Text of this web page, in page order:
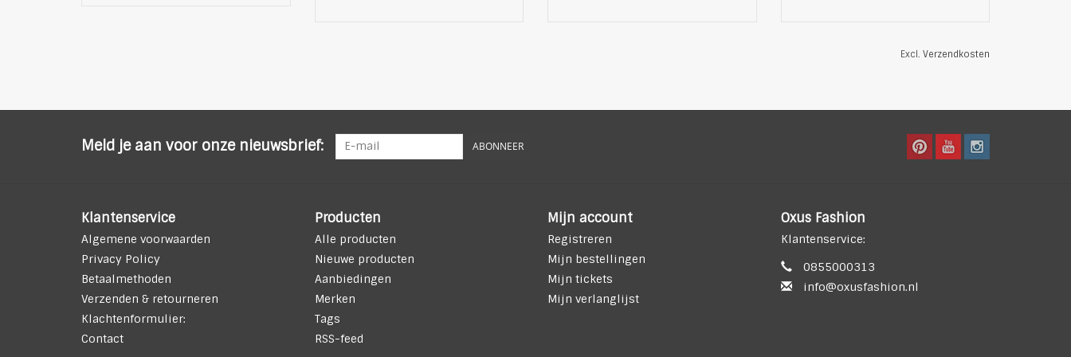
Excl. Verzendkosten
Meld je aan voor onze nieuwsbrief: ABONNEER
Klantenservice
Algemene voorwaarden
Privacy Policy
Betaalmethoden
Verzenden & retourneren
Klachtenformulier:
Contact
Producten
Alle producten
Nieuwe producten
Aanbiedingen
Merken
Tags
RSS-feed
Mijn account
Registreren
Mijn bestellingen
Mijn tickets
Mijn verlanglijst
Oxus Fashion
Klantenservice:
0855000313
info@oxusfashion.nl